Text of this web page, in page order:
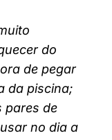
do
de pegar
da piscina;
pares de
no dia a